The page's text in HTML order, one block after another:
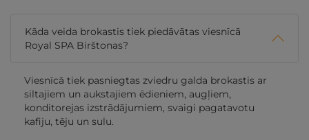
Kāda veida brokastis tiek piedāvātas viesnīcā
Royal SPA Birštonas?
Viesnīcā tiek pasniegtas zviedru galda brokastis ar
siltajiem un aukstajiem ēdieniem, augļiem,
konditorejas izstrādājumiem, svaigi pagatavotu
kafiju, tēju un sulu.